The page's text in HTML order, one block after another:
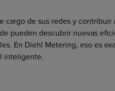
cargo de sus redes y contribuir
pueden descubrir nuevas
En Diehl Metering, eso es
inteligente.